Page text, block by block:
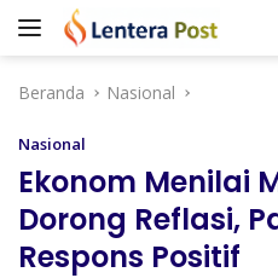
Langsung
Beranda
Nasional
Nasional
Ekonom Menilai
Dorong Reflasi,
Respons Positif